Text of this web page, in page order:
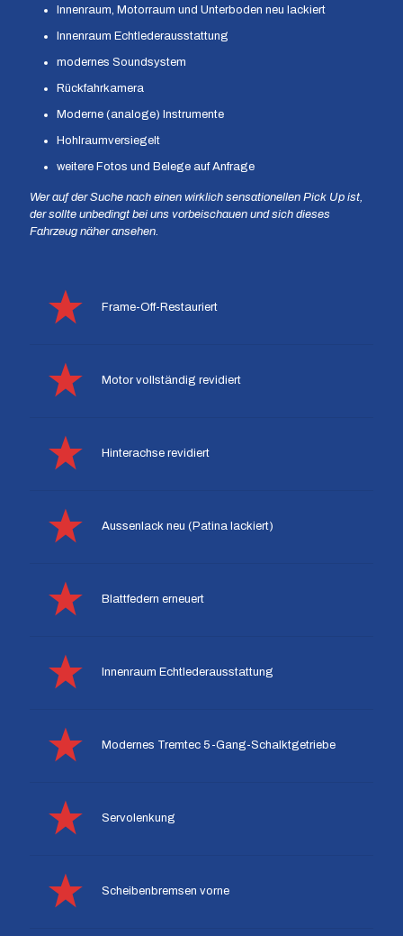
Innenraum, Motorraum und Unterboden neu lackiert
Innenraum Echtlederausstattung
modernes Soundsystem
Rückfahrkamera
Moderne (analoge) Instrumente
Hohlraumversiegelt
weitere Fotos und Belege auf Anfrage
Wer auf der Suche nach einen wirklich sensationellen Pick Up ist,
der sollte unbedingt bei uns vorbeischauen und sich dieses
Fahrzeug näher ansehen.
Frame-Off-Restauriert
Motor vollständig revidiert
Hinterachse revidiert
Aussenlack neu (Patina lackiert)
Blattfedern erneuert
Innenraum Echtlederausstattung
Modernes Tremtec 5-Gang-Schalktgetriebe
Servolenkung
Scheibenbremsen vorne